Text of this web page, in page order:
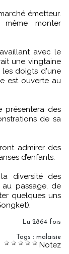
émetteur.
monter
avec le
une vingtaine
les doigts d'une
est ouverte au
présentera des
de sa
admirer des
d’enfants.
diversité des
passage, de
quelques uns
Lu 2864 fois
Tags : malaisie
Notez